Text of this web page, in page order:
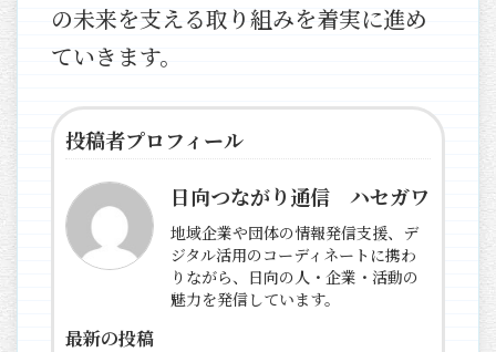
の未来を支える取り組みを着実に進め
ていきます。
投稿者プロフィール
日向つながり通信 ハセガワ
地域企業や団体の情報発信支援、デ
ジタル活用のコーディネートに携わ
りながら、日向の人・企業・活動の
魅力を発信しています。
最新の投稿